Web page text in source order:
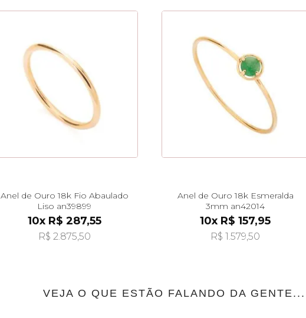
Anel de Ouro 18k Fio Abaulado
Liso an39899
10x R$ 287,55
R$ 2.875,50
Anel de Ouro 18k Esmeralda
3mm an42014
10x R$ 157,95
R$ 1.579,50
VEJA O QUE ESTÃO FALANDO DA GENTE...